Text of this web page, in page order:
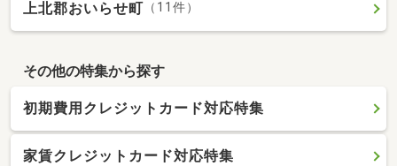
上北郡おいらせ町 （11件）
その他の特集から探す
初期費用クレジットカード対応特集
家賃クレジットカード対応特集